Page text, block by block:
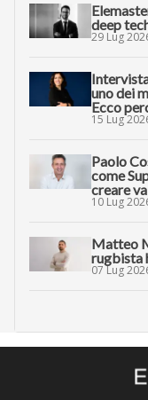
deep
29 Lug
uno dei
Ecco
15 Lug
Paolo
come
creare
10 Lug
Matteo
rugbista
07 Lug